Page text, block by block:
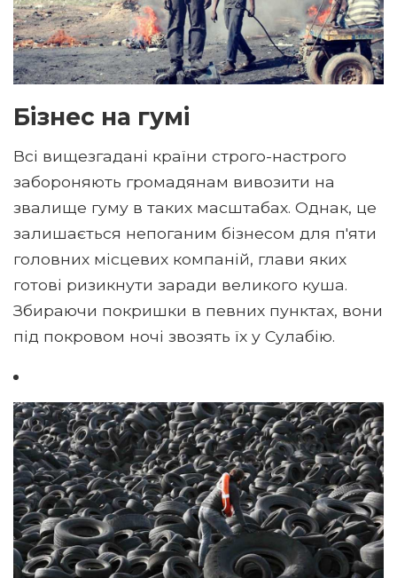
Бізнес на гумі
Всі вищезгадані країни строго-настрого
забороняють громадянам вивозити на
звалище гуму в таких масштабах. Однак, це
залишається непоганим бізнесом для п'яти
головних місцевих компаній, глави яких
готові ризикнути заради великого куша.
Збираючи покришки в певних пунктах, вони
під покровом ночі звозять їх у Сулабію.